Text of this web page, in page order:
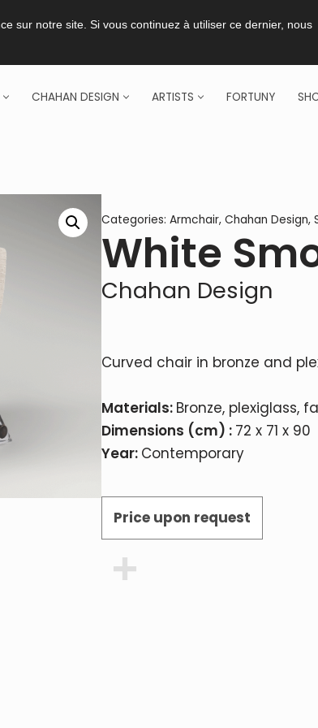
sur notre site. Si vous continuez à utiliser ce dernier, nous
CHAHAN DESIGN ARTISTS FORTUNY
Categories: Armchair, Chahan Design,
White
Chahan Design
Curved chair in bronze and
Materials: Bronze, plexiglass,
Dimensions (cm) : 72 x 71 x 90
Year: Contemporary
Price upon request